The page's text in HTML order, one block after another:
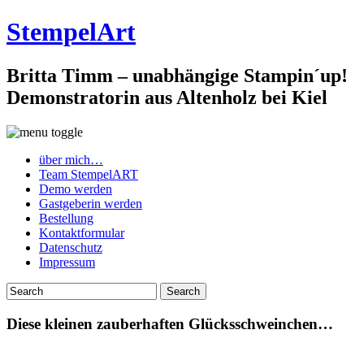
StempelArt
Britta Timm – unabhängige Stampin´up!
Demonstratorin aus Altenholz bei Kiel
über mich…
Team StempelART
Demo werden
Gastgeberin werden
Bestellung
Kontaktformular
Datenschutz
Impressum
Diese kleinen zauberhaften Glücksschweinchen…